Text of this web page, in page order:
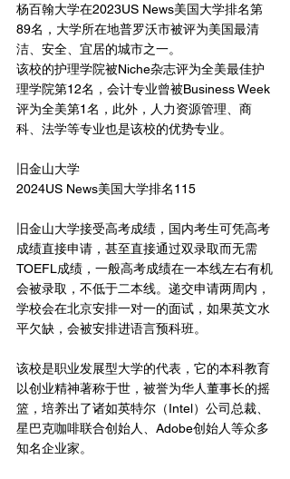
杨百翰大学在2023US News美国大学排名第
89名，大学所在地普罗沃市被评为美国最清
洁、安全、宜居的城市之一。
该校的护理学院被Niche杂志评为全美最佳护
理学院第12名，会计专业曾被Business Week
评为全美第1名，此外，人力资源管理、商
科、法学等专业也是该校的优势专业。
旧金山大学
2024US News美国大学排名115
旧金山大学接受高考成绩，国内考生可凭高考
成绩直接申请，甚至直接通过双录取而无需
TOEFL成绩，一般高考成绩在一本线左右有机
会被录取，不低于二本线。递交申请两周内，
学校会在北京安排一对一的面试，如果英文水
平欠缺，会被安排进语言预科班。
该校是职业发展型大学的代表，它的本科教育
以创业精神著称于世，被誉为华人董事长的摇
篮，培养出了诸如英特尔（Intel）公司总裁、
星巴克咖啡联合创始人、Adobe创始人等众多
知名企业家。